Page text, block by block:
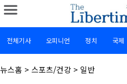
전체기사 오피니언 정치 국제
채
널
뉴스홈 > 스포츠/건강 > 일반